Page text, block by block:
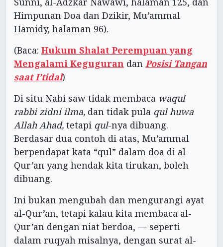
Himpunan Doa dan Dzikir, Mu’ammal
Hamidy, halaman 96).
(Baca: Hukum Shalat Perempuan yang
Mengalami Keguguran dan Posisi Tangan
saat I’tidal)
Di situ Nabi saw tidak membaca waqul
rabbi zidni ilma, dan tidak pula qul huwa
Allah Ahad, tetapi qul-nya dibuang.
Berdasar dua contoh di atas, Mu’ammal
berpendapat kata “qul” dalam doa di al-
Qur’an yang hendak kita tirukan, boleh
dibuang.
Ini bukan mengubah dan mengurangi ayat
al-Qur’an, tetapi kalau kita membaca al-
Qur’an dengan niat berdoa, — seperti
dalam ruqyah misalnya, dengan surat al-